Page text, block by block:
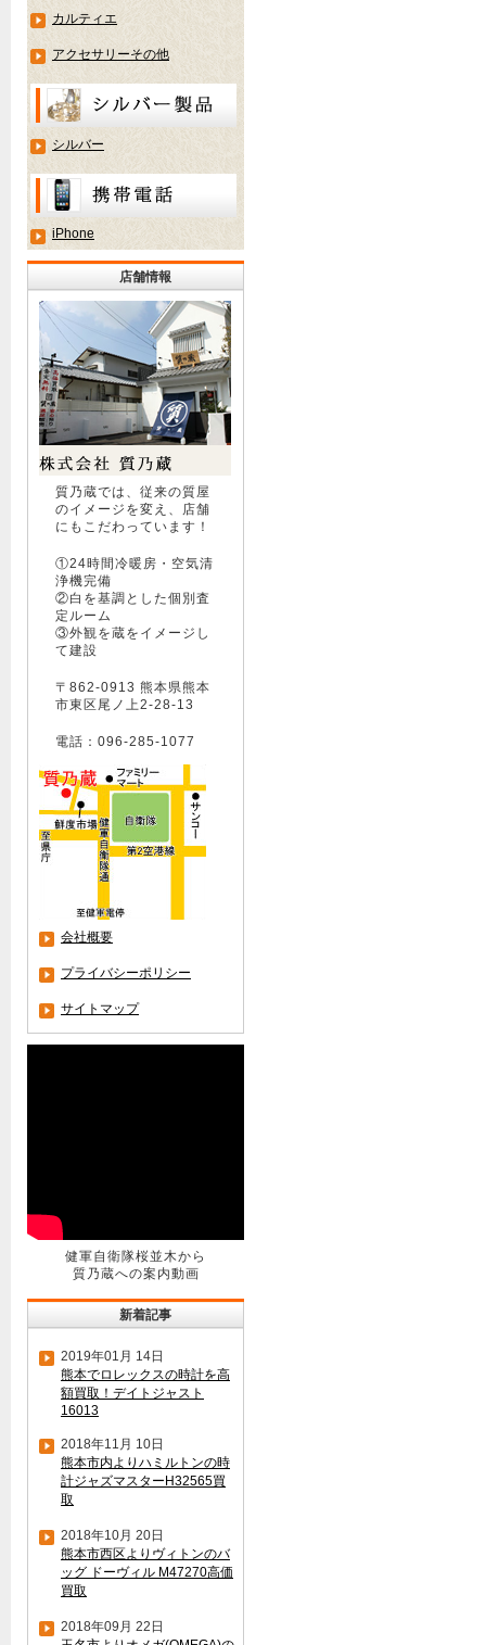
カルティエ
アクセサリーその他
シルバー
iPhone
店舗情報
質乃蔵では、従来の質屋
のイメージを変え、店舗
にもこだわっています！
①24時間冷暖房・空気清
浄機完備
②白を基調とした個別査
定ルーム
③外観を蔵をイメージし
て建設
〒862-0913 熊本県熊本
市東区尾ノ上2-28-13
電話：096-285-1077
会社概要
プライバシーポリシー
サイトマップ
健軍自衛隊桜並木から
質乃蔵への案内動画
新着記事
2019年01月 14日
熊本でロレックスの時計を高
額買取！デイトジャスト
16013
2018年11月 10日
熊本市内よりハミルトンの時
計ジャズマスターH32565買
取
2018年10月 20日
熊本市西区よりヴィトンのバ
ッグ ドーヴィル M47270高価
買取
2018年09月 22日